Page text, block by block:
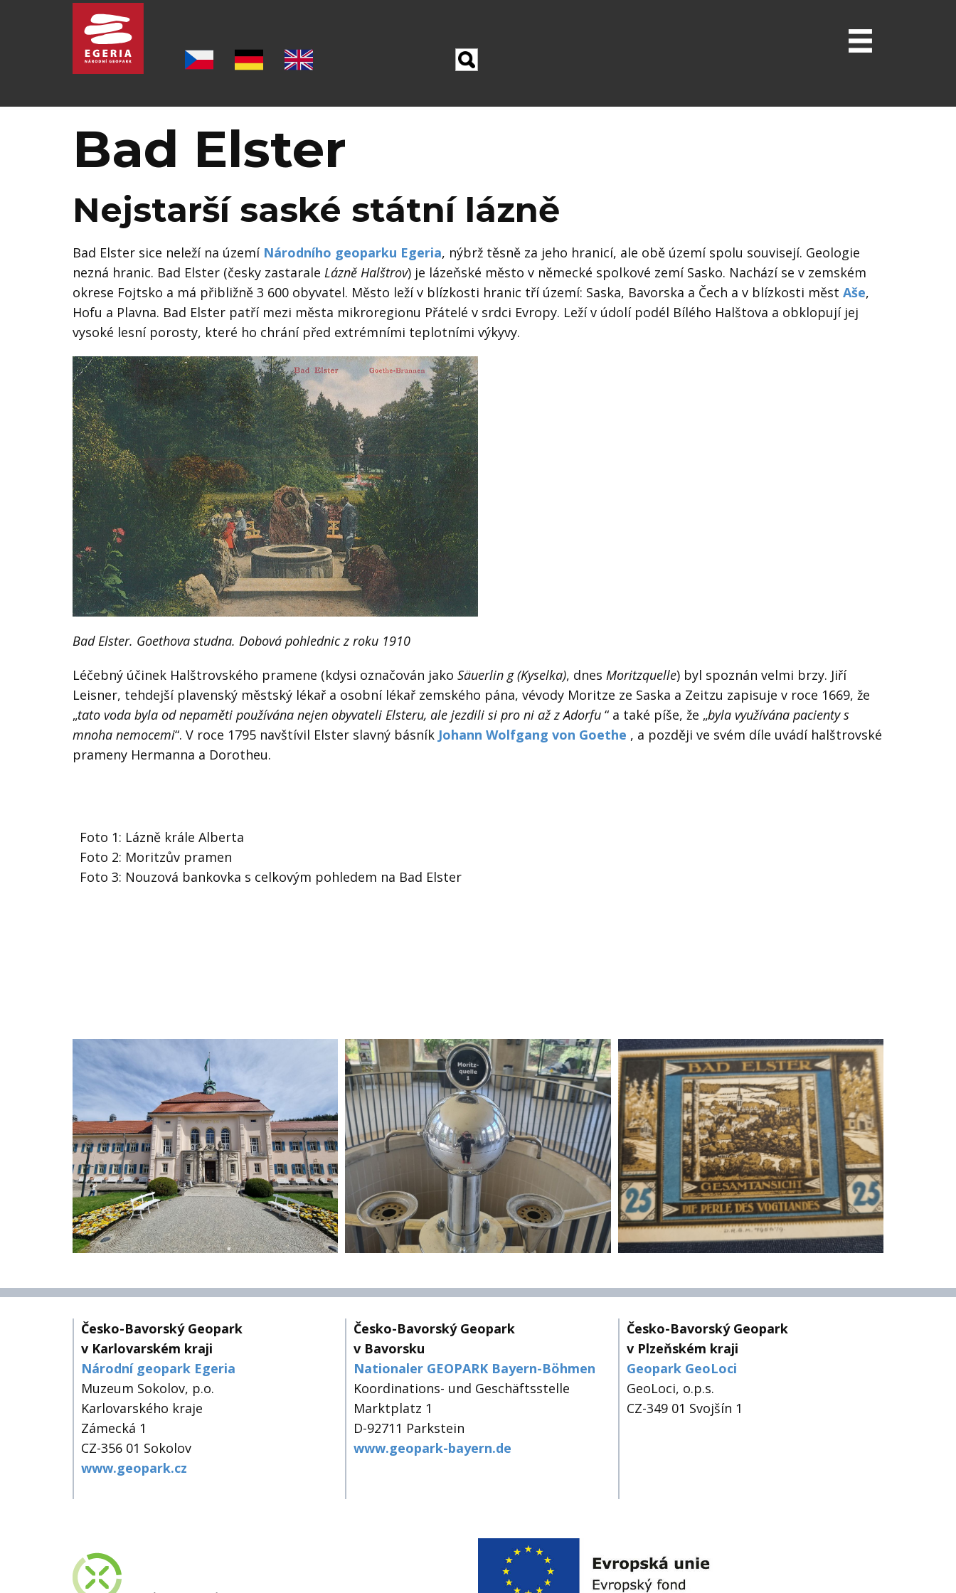
ŠEST PILÍŘU GEOPARKU
LOKALITY
PO STOPÁCH J. W. GOETHA
OSTATNÍ TURISTICKÉ CÍLE
KE STAŽENÍ
AKTUALITY
Bad Elster
Nejstarší saské státní lázně
Bad Elster sice neleží na území Národního geoparku Egeria, nýbrž těsně za jeho hranicí, ale obě území spolu souvisejí. Geologie
nezná hranic. Bad Elster (česky zastarale Lázně Halštrov) je lázeňské město v německé spolkové zemí Sasko. Nachází se v zemském
okrese Fojtsko a má přibližně 3 600 obyvatel. Město leží v blízkosti hranic tří území: Saska, Bavorska a Čech a v blízkosti měst Aše,
Hofu a Plavna. Bad Elster patří mezi města mikroregionu Přátelé v srdci Evropy. Leží v údolí podél Bílého Halštova a obklopují jej
vysoké lesníporosty, které ho chrání před extrémními teplotními výkyvy.
Bad Elster. Goethova studna. Dobová pohlednic z roku 1910
Léčebný účinek Halštrovského pramene (kdysi označován jako Säuerlin g (Kyselka), dnes Moritzquelle) byl spoznán velmi brzy. Jiří
Leisner, tehdejší plavenský městský lékař a osobní lékař zemského pána, vévody Moritze ze Saska a Zeitzu zapisuje v roce 1669, že
„tato voda byla od nepaměti používána nejen obyvateli Elsteru, ale jezdili si pro ni až z Adorfu “ a také píše, že „byla využívána pacienty s
mnoha nemocemi“. V roce 1795 navštívil Elster slavný básník Johann Wolfgang von Goethe , a později ve svém díle uvádí halštrovské
prameny Hermanna a Dorotheu.
Foto 1: Lázně krále Alberta
Foto 2: Moritzův pramen
Foto 3: Nouzová bankovka s celkovým pohledem na Bad Elster
Česko-Bavorský Geopark
v Karlovarském kraji
Národní geopark Egeria
Muzeum Sokolov, p.o.
Karlovarského kraje
Zámecká 1
CZ-356 01 Sokolov
www.geopark.cz
Česko-Bavorský Geopark
v Bavorsku
Nationaler GEOPARK Bayern-Böhmen
Koordinations- und Geschäftsstelle
Marktplatz 1
D-92711 Parkstein
www.geopark-bayern.de
Česko-Bavorský Geopark
v Plzeňském kraji
Geopark GeoLoci
GeoLoci, o.p.s.
CZ-349 01 Svojšín 1